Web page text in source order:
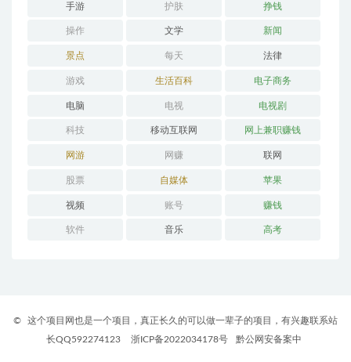
手游 护肤 挣钱
操作 文学 新闻
景点 每天 法律
游戏 生活百科 电子商务
电脑 电视 电视剧
科技 移动互联网 网上兼职赚钱
网游 网赚 联网
股票 自媒体 苹果
视频 账号 赚钱
软件 音乐 高考
©
这个项目网也是一个项目，真正长久的可以做一辈子的项目，有兴趣联系站
长QQ592274123
浙ICP备2022034178号 黔公网安备案中